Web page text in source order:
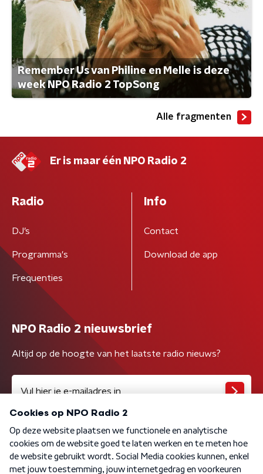
Remember Us van Philine en Melle is deze
week NPO Radio 2 TopSong
Alle fragmenten
Er is maar één NPO Radio 2
Radio
DJ’s
Programma's
Frequenties
Info
Contact
Download de app
NPO Radio 2 nieuwsbrief
Altijd op de hoogte van het laatste radio nieuws?
Algemene voorwaarden